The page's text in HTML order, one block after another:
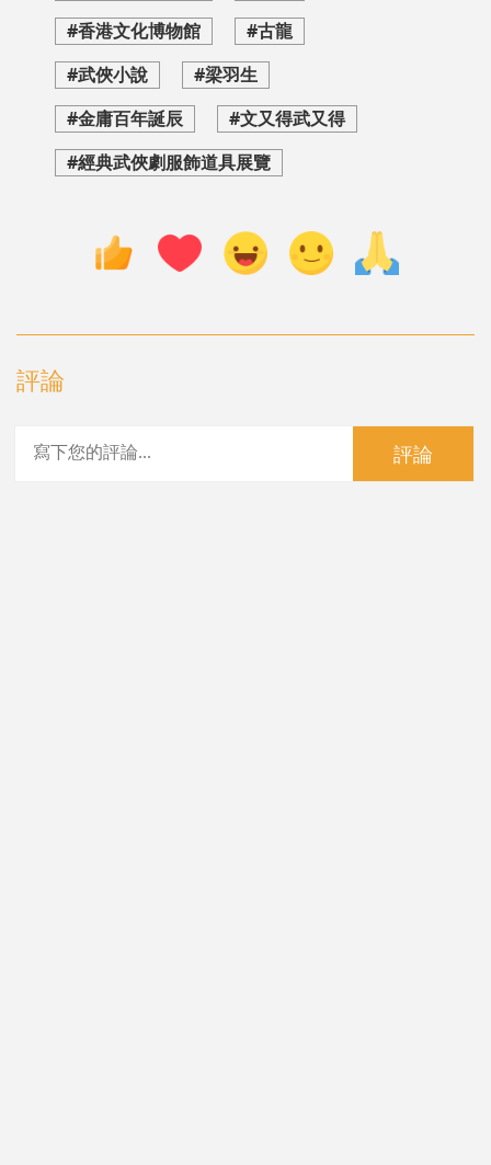
#香港文化博物館
#古龍
#武俠小說
#梁羽生
#金庸百年誕辰
#文又得武又得
#經典武俠劇服飾道具展覽
評論
評論